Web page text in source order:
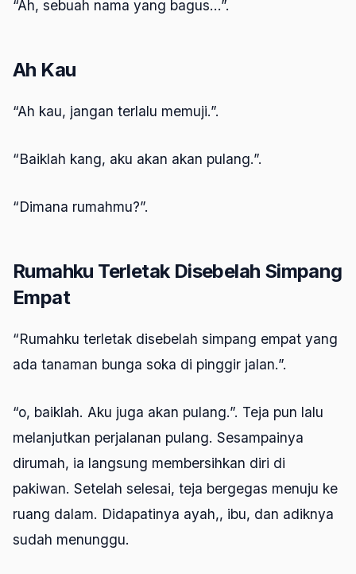
“Ah, sebuah nama yang bagus…”.
Ah Kau
“Ah kau, jangan terlalu memuji.”.
“Baiklah kang, aku akan akan pulang.”.
“Dimana rumahmu?”.
Rumahku Terletak Disebelah Simpang
Empat
“Rumahku terletak disebelah simpang empat yang
ada tanaman bunga soka di pinggir jalan.”.
“o, baiklah. Aku juga akan pulang.”. Teja pun lalu
melanjutkan perjalanan pulang. Sesampainya
dirumah, ia langsung membersihkan diri di
pakiwan. Setelah selesai, teja bergegas menuju ke
ruang dalam. Didapatinya ayah,, ibu, dan adiknya
sudah menunggu.